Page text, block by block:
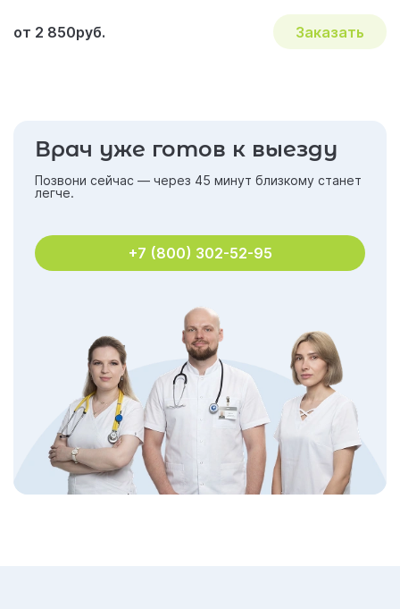
от 2 850руб. Заказать
Врач уже готов к выезду
Позвони сейчас — через 45 минут близкому станет
легче.
+7 (800) 302-52-95